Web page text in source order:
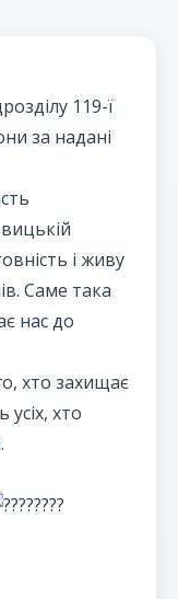
119-ї
за надані
і живу
Саме така
нас до
хто захищає
хто